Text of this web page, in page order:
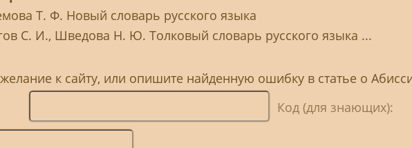
Т. Ф. Новый словарь русского языка
С. И., Шведова Н. Ю. Толковый словарь русского языка ...
к сайту, или опишите найденную ошибку в статье о
Код (для знающих):